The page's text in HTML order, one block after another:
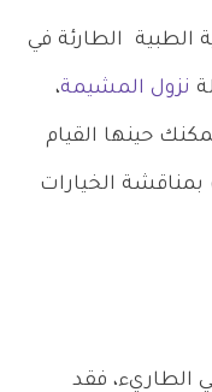
الطبية الطارئة في
نزول المشيمة،
حينها القيام
بمناقشة الخيارات
الطاريء، فقد